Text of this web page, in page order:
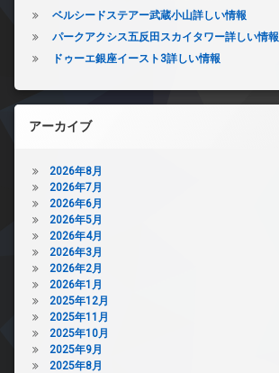
ベルシードステアー武蔵小山詳しい情報
パークアクシス五反田スカイタワー詳しい情報
ドゥーエ銀座イースト3詳しい情報
アーカイブ
2026年8月
2026年7月
2026年6月
2026年5月
2026年4月
2026年3月
2026年2月
2026年1月
2025年12月
2025年11月
2025年10月
2025年9月
2025年8月